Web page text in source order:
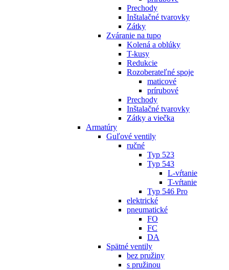
Prechody
Inštalačné tvarovky
Zátky
Zváranie na tupo
Kolená a oblúky
T-kusy
Redukcie
Rozoberateľné spoje
maticové
prírubové
Prechody
Inštalačné tvarovky
Zátky a viečka
Armatúry
Guľové ventily
ručné
Typ 523
Typ 543
L-vŕtanie
T-vŕtanie
Typ 546 Pro
elektrické
pneumatické
FO
FC
DA
Spätné ventily
bez pružiny
s pružinou